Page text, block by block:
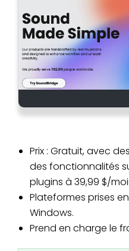
Prix : Gratuit, avec
des fonctionnalités
plugins à 39,99 $/
Plateformes prises
Windows.
Prend en charge le